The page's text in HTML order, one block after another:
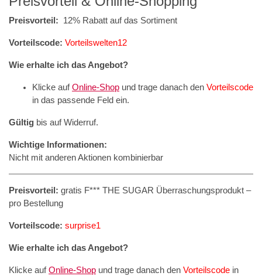
Preisvorteil: 12% Rabatt auf das Sortiment
Vorteilscode: Vorteilswelten12
Wie erhalte ich das Angebot?
Klicke aufOnline-Shop und trage danach den Vorteilscode
in das passende Feld ein.
Gültig bis auf Widerruf.
Wichtige Informationen:
Nicht mit anderen Aktionen kombinierbar
Preisvorteil: gratis F*** THE SUGAR Überraschungsprodukt –
pro Bestellung
Vorteilscode: surprise1
Wie erhalte ich das Angebot?
Klicke aufOnline-Shop und trage danach den Vorteilscode in